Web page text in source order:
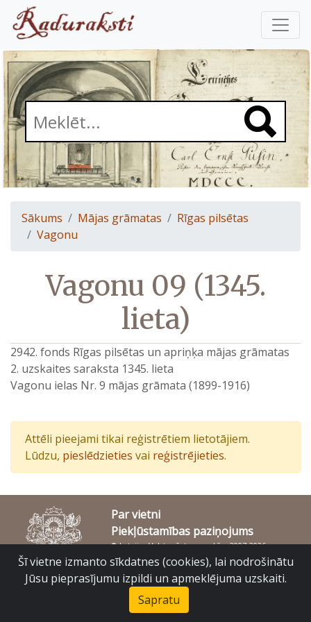
Sākums Mājas grāmatas
Rīgas pilsētas
Vagonu
Vagonu 09 (1345.
lieta)
2942. fonds Rīgas pilsētas un apriņķa mājas grāmatas
2. uzskaites saraksta 1345. lieta
Vagonu ielas Nr. 9 mājas grāmata (1899-1916)
Attēli pieejami tikai reģistrētiem lietotājiem.
Lūdzu, pieslēdzieties vai reģistrējieties.
Par vietni
Piekļūstamības paziņojums
© Latvijas Valsts vēstures arhīvs 2007-2026
Slokas iela 16, Rīga, LV – 1048
Šī vietne izmanto sīkdatnes (cookies), lai nodrošinātu
Jūsu pieprasījumu izpildi un apmeklējuma uzskaiti.
Sapratu